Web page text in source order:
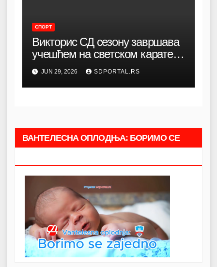
СПОРТ
Викторис СД сезону завршава
учешћем на светском карате
кампу
JUN 29, 2026 SDPORTAL.RS
ВАНТЕЛЕСНА ОПЛОДЊА: БОРИМО СЕ